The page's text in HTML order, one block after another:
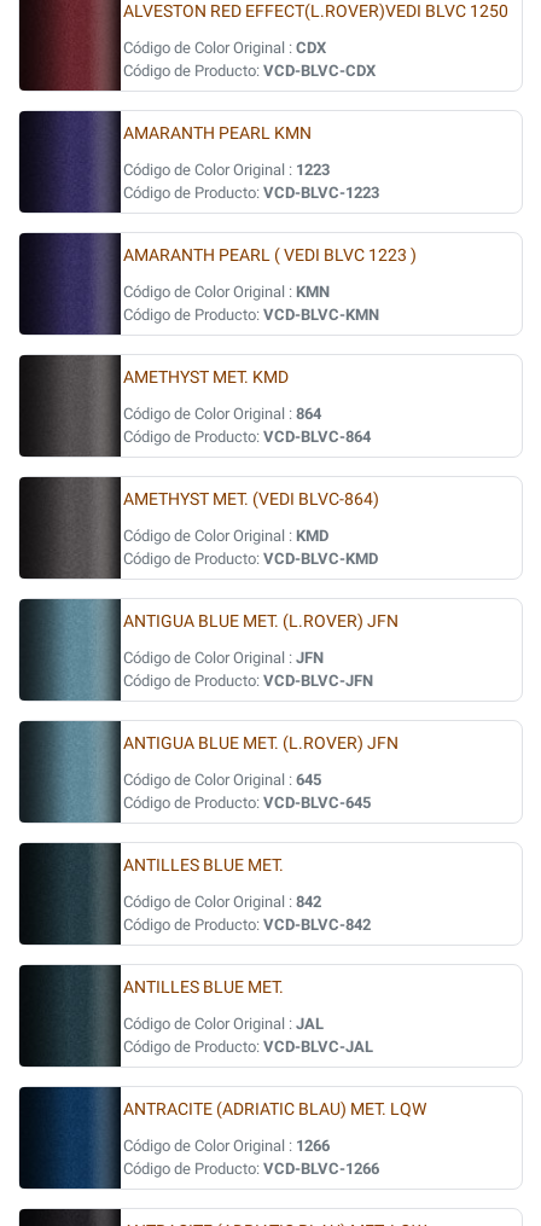
ALVESTON RED EFFECT(L.ROVER)VEDI BLVC 1250
Código de Color Original : CDX
Código de Producto: VCD-BLVC-CDX
AMARANTH PEARL KMN
Código de Color Original : 1223
Código de Producto: VCD-BLVC-1223
AMARANTH PEARL ( VEDI BLVC 1223 )
Código de Color Original : KMN
Código de Producto: VCD-BLVC-KMN
AMETHYST MET. KMD
Código de Color Original : 864
Código de Producto: VCD-BLVC-864
AMETHYST MET. (VEDI BLVC-864)
Código de Color Original : KMD
Código de Producto: VCD-BLVC-KMD
ANTIGUA BLUE MET. (L.ROVER) JFN
Código de Color Original : JFN
Código de Producto: VCD-BLVC-JFN
ANTIGUA BLUE MET. (L.ROVER) JFN
Código de Color Original : 645
Código de Producto: VCD-BLVC-645
ANTILLES BLUE MET.
Código de Color Original : 842
Código de Producto: VCD-BLVC-842
ANTILLES BLUE MET.
Código de Color Original : JAL
Código de Producto: VCD-BLVC-JAL
ANTRACITE (ADRIATIC BLAU) MET. LQW
Código de Color Original : 1266
Código de Producto: VCD-BLVC-1266